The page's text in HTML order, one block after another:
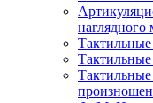
наглядного